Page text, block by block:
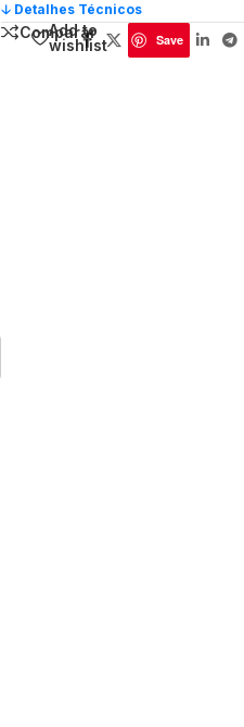
🡣 Detalhes Técnicos
Comparar
Add to
wishlist
Save